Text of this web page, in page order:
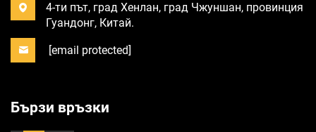
4-ти път, град Хенлан, град Чжуншан, провинция
Гуандонг, Китай.
[email protected]
Бързи връзки